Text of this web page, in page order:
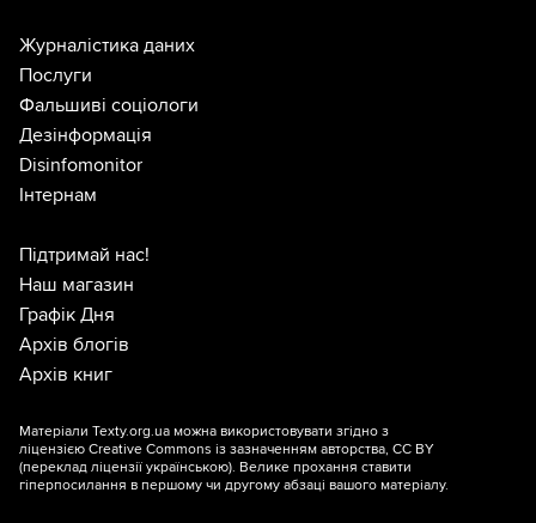
Журналістика даних
Послуги
Фальшиві соціологи
Дезінформація
Disinfomonitor
Інтернам
Підтримай нас!
Наш магазин
Графік Дня
Архів блогів
Архів книг
Матеріали Texty.org.ua можна використовувати згідно з
ліцензією Creative Commons із зазначенням авторства, CC BY
(переклад ліцензії українською). Велике прохання ставити
гіперпосилання в першому чи другому абзаці вашого матеріалу.